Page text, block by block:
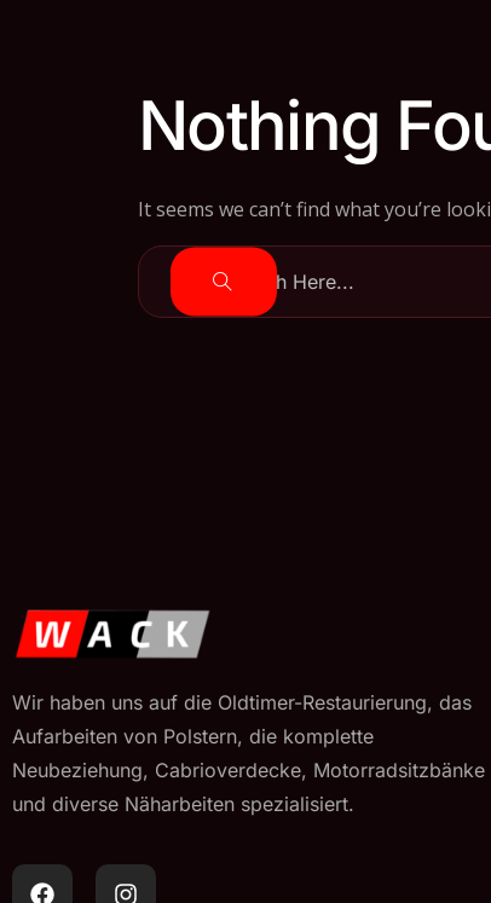
Nothing
It seems we can’t find what you’re
Wir haben uns auf die Oldtimer-Restaurierung, das
Aufarbeiten von Polstern, die komplette
Neubeziehung, Cabrioverdecke, Motorradsitzbänke
und diverse Näharbeiten spezialisiert.